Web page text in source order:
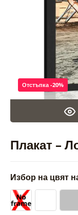
Плакат –
Отстъпка -20%
Избор на цвят